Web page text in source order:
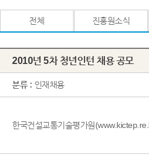
전체 진흥원소식
2010년 5차 청년인턴 채용 공모
분류 : 인재채용
한국건설교통기술평가원